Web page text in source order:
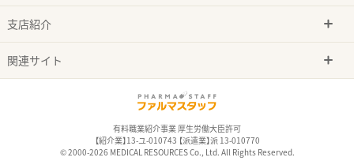
支店紹介
関連サイト
有料職業紹介事業 厚生労働大臣許可
【紹介業】13-ユ-010743 【派遣業】派 13-010770
© 2000-2026 MEDICAL RESOURCES Co., Ltd. All Rights Reserved.